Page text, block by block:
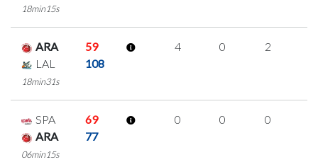
18min15s
ARA
59
LAL
108
18min31s
4 0 2
SPA
69
ARA
77
06min15s
0 0 0